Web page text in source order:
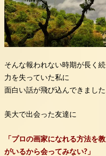
そんな報われない時期が長く続
力を失っていた私に
面白い話が飛び込んできました
美大で出会った友達に
「プロの画家になれる方法を
がいるから会ってみない?」